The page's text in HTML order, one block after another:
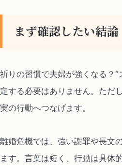
まず確認したい結論
祈りの習慣で夫婦が強くなる？
定する必要はありません。ただ
実の行動へつなげます。
離婚危機では、強い謝罪や長文
ます。言葉は短く、行動は具体